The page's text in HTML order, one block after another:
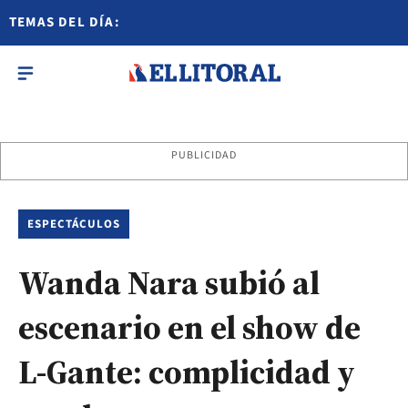
TEMAS DEL DÍA:
PUBLICIDAD
ESPECTÁCULOS
Wanda Nara subió al
escenario en el show de
L-Gante: complicidad y